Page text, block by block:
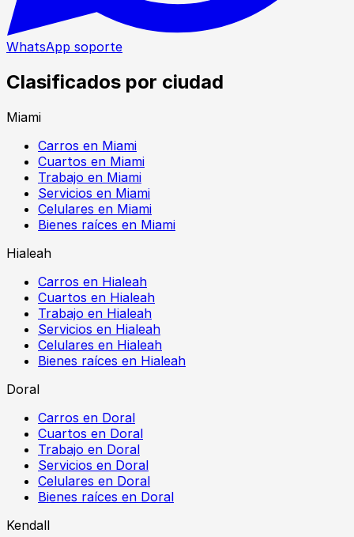
WhatsApp soporte
Clasificados por ciudad
Miami
Carros en Miami
Cuartos en Miami
Trabajo en Miami
Servicios en Miami
Celulares en Miami
Bienes raíces en Miami
Hialeah
Carros en Hialeah
Cuartos en Hialeah
Trabajo en Hialeah
Servicios en Hialeah
Celulares en Hialeah
Bienes raíces en Hialeah
Doral
Carros en Doral
Cuartos en Doral
Trabajo en Doral
Servicios en Doral
Celulares en Doral
Bienes raíces en Doral
Kendall